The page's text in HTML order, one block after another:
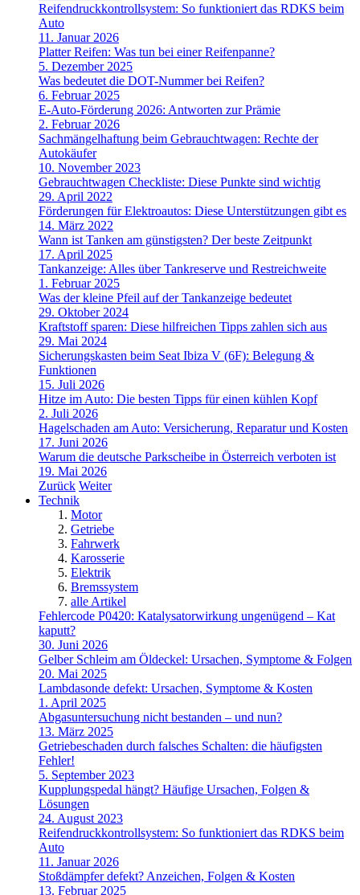
Reifendruckkontrollsystem: So funktioniert das RDKS beim
Auto
11. Januar 2026
Platter Reifen: Was tun bei einer Reifenpanne?
5. Dezember 2025
Was bedeutet die DOT-Nummer bei Reifen?
6. Februar 2025
E-Auto-Förderung 2026: Antworten zur Prämie
2. Februar 2026
Sachmängelhaftung beim Gebrauchtwagen: Rechte der
Autokäufer
10. November 2023
Gebrauchtwagen Checkliste: Diese Punkte sind wichtig
29. April 2022
Förderungen für Elektroautos: Diese Unterstützungen gibt es
14. März 2022
Wann ist Tanken am günstigsten? Der beste Zeitpunkt
17. April 2025
Tankanzeige: Alles über Tankreserve und Restreichweite
1. Februar 2025
Was der kleine Pfeil auf der Tankanzeige bedeutet
29. Oktober 2024
Kraftstoff sparen: Diese hilfreichen Tipps zahlen sich aus
29. Mai 2024
Sicherungskasten beim Seat Ibiza V (6F): Belegung &
Funktionen
15. Juli 2026
Hitze im Auto: Die besten Tipps für einen kühlen Kopf
2. Juli 2026
Hagelschaden am Auto: Versicherung, Reparatur und Kosten
17. Juni 2026
Warum die deutsche Parkscheibe in Österreich verboten ist
19. Mai 2026
Zurück Weiter
Technik
Motor
Getriebe
Fahrwerk
Karosserie
Elektrik
Bremssystem
alle Artikel
Fehlercode P0420: Katalysatorwirkung ungenügend – Kat
kaputt?
30. Juni 2026
Gelber Schleim am Öldeckel: Ursachen, Symptome & Folgen
20. Mai 2025
Lambdasonde defekt: Ursachen, Symptome & Kosten
1. April 2025
Abgasuntersuchung nicht bestanden – und nun?
13. März 2025
Getriebeschaden durch falsches Schalten: die häufigsten
Fehler!
5. September 2023
Kupplungspedal hängt? Häufige Ursachen, Folgen &
Lösungen
24. August 2023
Reifendruckkontrollsystem: So funktioniert das RDKS beim
Auto
11. Januar 2026
Stoßdämpfer defekt? Anzeichen, Folgen & Kosten
13. Februar 2025